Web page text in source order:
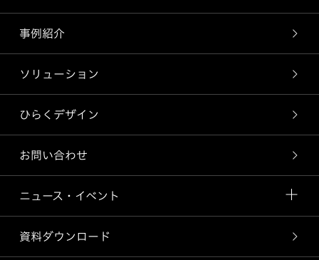
事例紹介
ソリューション
ひらくデザイン
お問い合わせ
ニュース・イベント
資料ダウンロード